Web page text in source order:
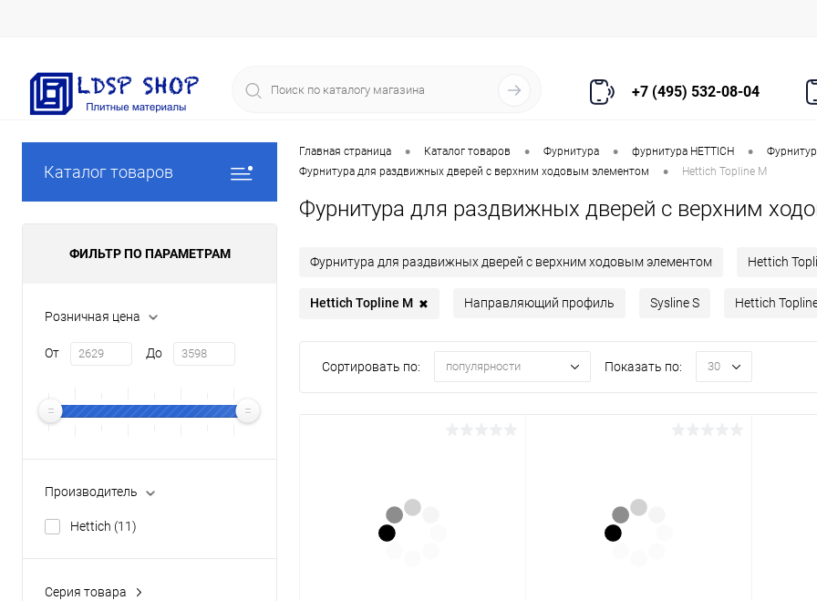
+7 (495) 532-08-04
Каталог товаров
ФИЛЬТР ПО ПАРАМЕТРАМ
Розничная цена
От До
Производитель
Hettich (11)
Серия товара
Главная страница • Каталог товаров • Фурнитура • фурнитура HETTICH •
Фурнитура для раздвижных дверей с верхним ходовым элементом • Hettich Topline M
Фурнитура для раздвижных дверей с верхним
Фурнитура для раздвижных дверей с верхним ходовым элементом Hettich
Hettich Topline M ✖ Направляющий профиль Sysline S Hettich
Сортировать по: популярности Показать по: 30